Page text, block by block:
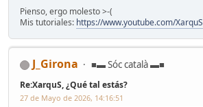
Pienso, ergo molesto >-(
Mis tutoriales: https://www.youtube.com/XarquS
J_Girona ■▬ Sóc català ▬■
Re:XarquS, ¿Qué tal estás?
27 de Mayo de 2026, 14:16:51